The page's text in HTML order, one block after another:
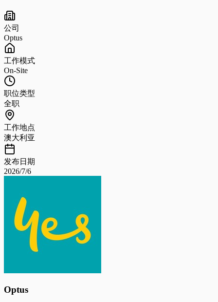
公司
Optus
工作模式
On-Site
职位类型
全职
工作地点
澳大利亚
发布日期
2026/7/6
Optus